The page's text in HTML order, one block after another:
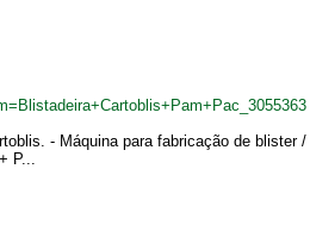
- Máquina para fabricação de
P...